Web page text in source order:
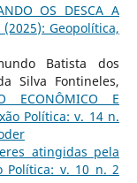
OS DESCA A
Geopolítica,
Batista dos
Silva Fontineles,
ECONÔMICO E
Política: v. 14 n.
atingidas pela
Política: v. 10 n. 2